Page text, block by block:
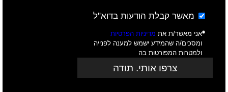
מאשר קבלת הודעות בדוא"ל
אני מאשר/ת את מדיניות הפרטיות
ומסכים/ה שהמידע ישמש למענה לפנייה
ולמטרות המפורטות בה
צרפו אותי. תודה